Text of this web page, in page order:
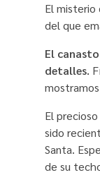
El
del que
El
detalles.
El
sido
Santa.
de su